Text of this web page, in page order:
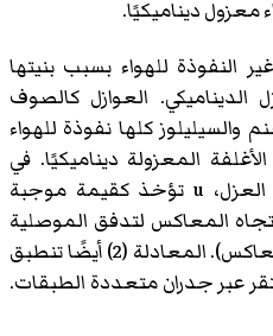
معزول ديناميكيًا.
غير النفوذة للهواء بسبب بنيتها
الديناميكي. العوازل كالصوف
كلها نفوذة للهواء
المعزولة ديناميكيًا. في
المعادلة (1) سرعة الهواء عبر العزل، u تؤخذ كقيمة موجبة
المعاكس لتدفق الموصلية
الحرارية (جريان غير مباشر أو متعاكس). المعادلة (2) أيضًا تنطبق
عبر جدران متعددة الطبقات.